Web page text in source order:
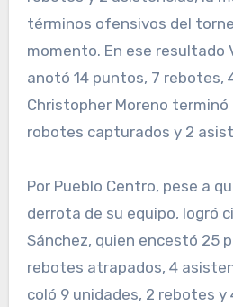
términos ofensivos del
momento. En ese resultado
anotó 14 puntos, 7 rebotes,
Christopher Moreno
robotes capturados y 2
Por Pueblo Centro, pese a
derrota de su equipo, logró
Sánchez, quien encestó 25
rebotes atrapados, 4
coló 9 unidades, 2 rebotes y